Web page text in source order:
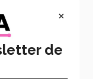
y Gobierno
×
de